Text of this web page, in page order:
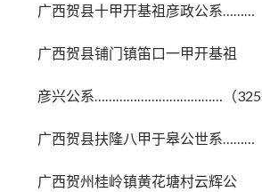
广西贺县十甲开基祖彦政公系………
广西贺县铺门镇笛口一甲开基祖
彦兴公系………………………………（3253
广西贺县扶隆八甲于皋公世系………
广西贺州桂岭镇黄花塘村云辉公